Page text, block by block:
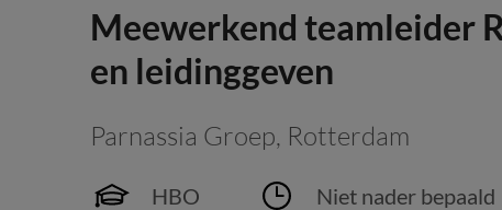
Meewerkend teamleider
en leidinggeven
Parnassia Groep, Rotterdam
HBO Niet nader bepaald